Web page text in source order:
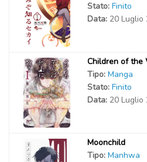
Stato: Finito
Data: 20 Luglio
Children of the
Tipo: Manga
Stato: Finito
Data: 20 Luglio
Moonchild
Tipo: Manhwa